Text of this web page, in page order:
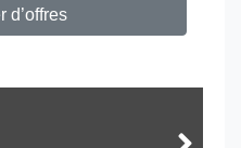
d’offres